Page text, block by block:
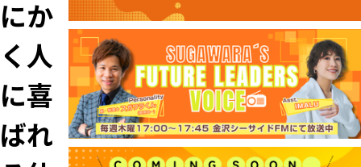
にか
く人
に喜
ばれ